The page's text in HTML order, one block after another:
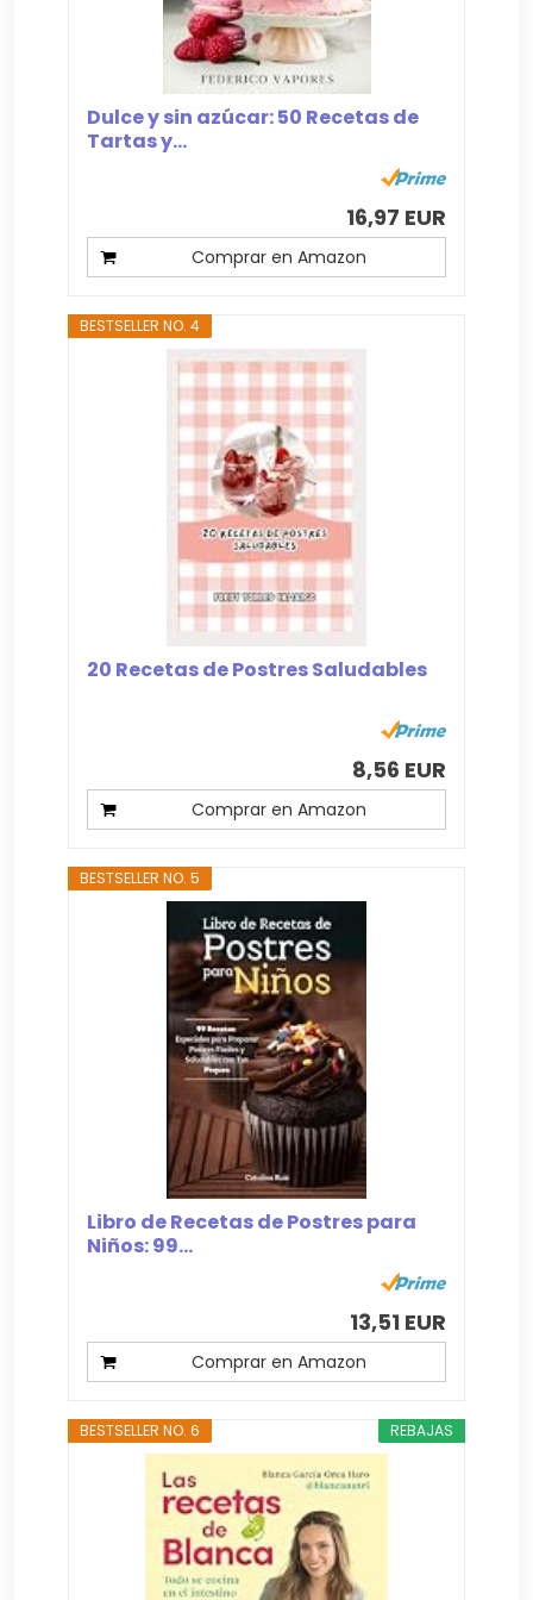
Dulce y sin azúcar: 50 Recetas de
Tartas y...
16,97 EUR
Comprar en Amazon
BESTSELLER NO. 4
20 Recetas de Postres Saludables
8,56 EUR
Comprar en Amazon
BESTSELLER NO. 5
Libro de Recetas de Postres para
Niños: 99...
13,51 EUR
Comprar en Amazon
REBAJAS
BESTSELLER NO. 6